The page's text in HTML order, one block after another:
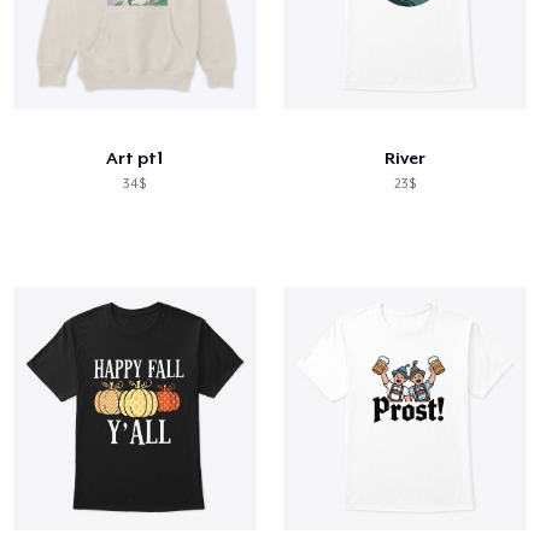
Art pt1
34$
River
23$